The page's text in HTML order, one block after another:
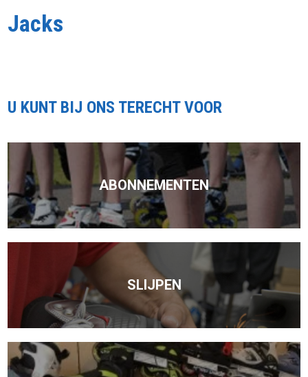
Jacks
U KUNT BIJ ONS TERECHT VOOR
ABONNEMENTEN
SLIJPEN